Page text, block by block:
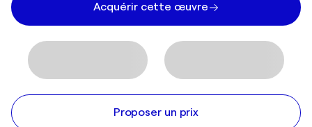
Acquérir cette œuvre
Proposer un prix